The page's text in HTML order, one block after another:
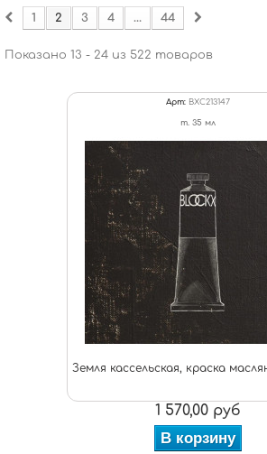
1 2 3 4 ... 44
Показано 13 - 24 из 522 товаров
Арт: BXC213147
т. 35 мл
Земля кассельская, краска
1 570,00 руб
В корзину